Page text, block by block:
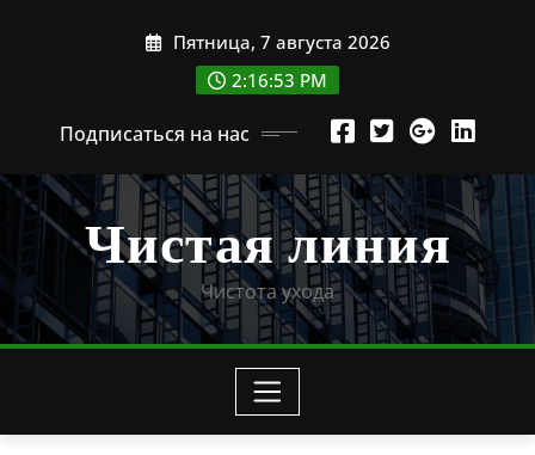
Пятница, 7 августа 2026
2:16:54 PM
Подписаться на нас
Чистая линия
Чистота ухода